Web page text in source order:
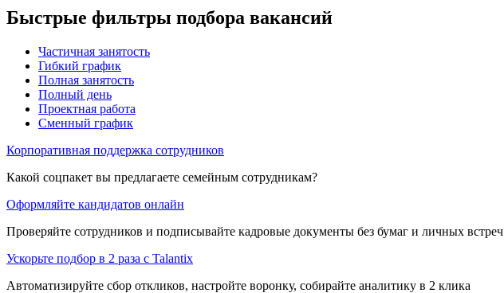
Быстрые фильтры подбора вакансий
Частичная занятость
Гибкий график
Полная занятость
Полный день
Проектная работа
Сменный график
Корпоративная поддержка сотрудников
Какой соцпакет вы предлагаете семейным сотрудникам?
Оформляйте кандидатов онлайн
Проверяйте сотрудников и подписывайте кадровые документы без бумаг и личных встреч
Ускорьте подбор в 2 раза с Talantix
Автоматизируйте сбор откликов, настройте воронку, собирайте аналитику в 2 клика